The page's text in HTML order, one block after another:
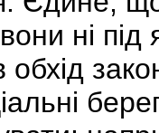
ні
обхід